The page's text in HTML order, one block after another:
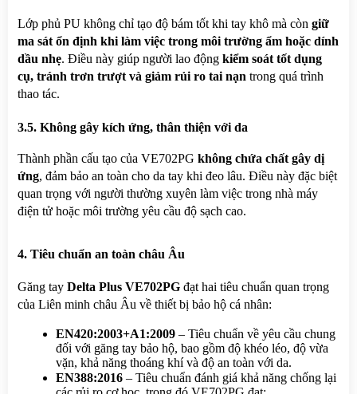
Lớp phủ PU không chỉ tạo độ bám tốt khi tay khô mà còn giữ
ma sát ổn định khi làm việc trong môi trường ẩm hoặc dính
dầu nhẹ. Điều này giúp người lao động kiểm soát tốt dụng
cụ, tránh trơn trượt và giảm rủi ro tai nạn trong quá trình
thao tác.
3.5. Không gây kích ứng, thân thiện với da
Thành phần cấu tạo của VE702PG không chứa chất gây dị
ứng, đảm bảo an toàn cho da tay khi đeo lâu. Điều này đặc biệt
quan trọng với người thường xuyên làm việc trong nhà máy
điện tử hoặc môi trường yêu cầu độ sạch cao.
4. Tiêu chuẩn an toàn châu Âu
Găng tay Delta Plus VE702PG đạt hai tiêu chuẩn quan trọng
của Liên minh châu Âu về thiết bị bảo hộ cá nhân:
EN420:2003+A1:2009 – Tiêu chuẩn về yêu cầu chung
đối với găng tay bảo hộ, bao gồm độ khéo léo, độ vừa
vặn, khả năng thoáng khí và độ an toàn với da.
EN388:2016 – Tiêu chuẩn đánh giá khả năng chống lại